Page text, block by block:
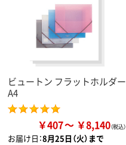
ビュートン フラットホルダー
A4
￥407 ￥8,140
お届け日：8月25日（火）まで